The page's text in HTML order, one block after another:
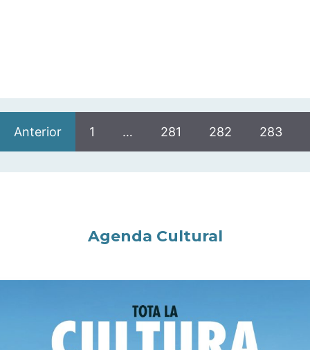
Anterior 1 … 281 282 283
Agenda Cultural